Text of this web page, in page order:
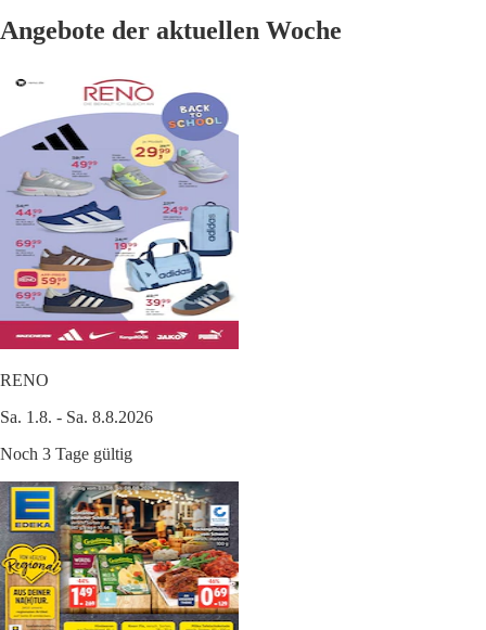
Angebote der aktuellen Woche
RENO
Sa. 1.8. - Sa. 8.8.2026
Noch 3 Tage gültig